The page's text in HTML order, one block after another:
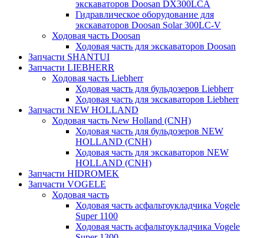
экскаваторов Doosan DX300LCA
Гидравлическое оборудование для
экскаваторов Doosan Solar 300LC-V
Ходовая часть Doosan
Ходовая часть для экскаваторов Doosan
Запчасти SHANTUI
Запчасти LIEBHERR
Ходовая часть Liebherr
Ходовая часть для бульдозеров Liebherr
Ходовая часть для экскаваторов Liebherr
Запчасти NEW HOLLAND
Ходовая часть New Holland (CNH)
Ходовая часть для бульдозеров NEW
HOLLAND (CNH)
Ходовая часть для экскаваторов NEW
HOLLAND (CNH)
Запчасти HIDROMEK
Запчасти VOGELE
Ходовая часть
Ходовая часть асфальтоукладчика Vogele
Super 1100
Ходовая часть асфальтоукладчика Vogele